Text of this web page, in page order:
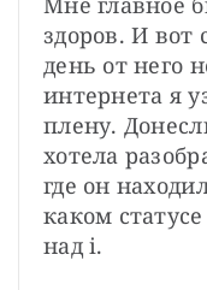
здоров. И вот
день от него
интернета я
плену.
хотела
где он
каком
над i.